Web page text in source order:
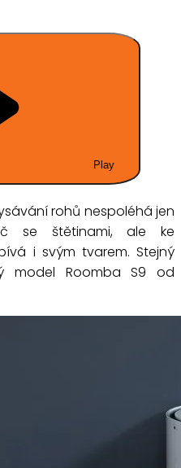
Play
rohů nespoléhá jen
se štětinami, ale ke
i svým tvarem. Stejný
model Roomba S9 od